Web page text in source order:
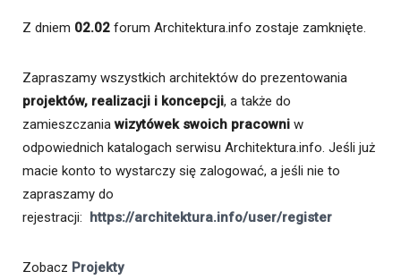
Z dniem 02.02 forum Architektura.info zostaje zamknięte.
Zapraszamy wszystkich architektów do prezentowania
projektów, realizacji i koncepcji, a także do
zamieszczaniawizytówek swoich pracowni w
odpowiednich katalogach serwisu Architektura.info. Jeśli już
macie konto to wystarczy się zalogować, a jeśli nie to
zapraszamy do
rejestracji: https://architektura.info/user/register
Zobacz Projekty